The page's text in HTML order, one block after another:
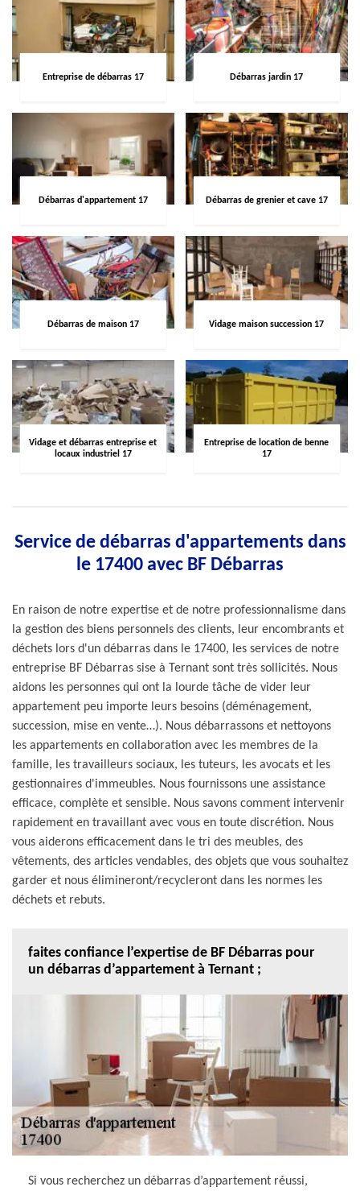
Entreprise de débarras 17 Débarras jardin 17
Débarras d'appartement 17 Débarras de grenier et cave 17
Débarras de maison 17 Vidage maison succession 17
Vidage et débarras entreprise et
locaux industriel 17
Entreprise de location de benne
17
Service de débarras d'appartements dans
le 17400 avec BF Débarras
En raison de notre expertise et de notre professionnalisme dans
la gestion des biens personnels des clients, leur encombrants et
déchets lors d'un débarras dans le 17400, les services de notre
entreprise BF Débarras sise à Ternant sont très sollicités. Nous
aidons les personnes qui ont la lourde tâche de vider leur
appartement peu importe leurs besoins (déménagement,
succession, mise en vente…). Nous débarrassons et nettoyons
les appartements en collaboration avec les membres de la
famille, les travailleurs sociaux, les tuteurs, les avocats et les
gestionnaires d'immeubles. Nous fournissons une assistance
efficace, complète et sensible. Nous savons comment intervenir
rapidement en travaillant avec vous en toute discrétion. Nous
vous aiderons efficacement dans le tri des meubles, des
vêtements, des articles vendables, des objets que vous souhaitez
garder et nous élimineront/recycleront dans les normes les
déchets et rebuts.
faites confiance l’expertise de BF Débarras pour
un débarras d’appartement à Ternant ;
Si vous recherchez un débarras d’appartement réussi,